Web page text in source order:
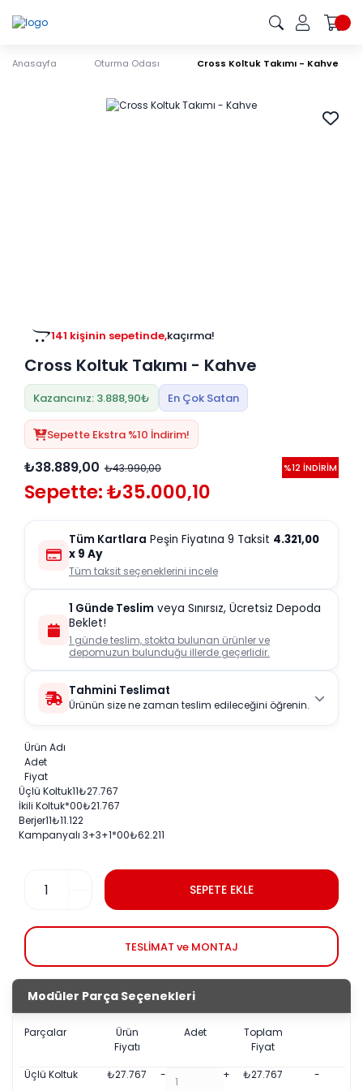
Anasayfa Oturma Odası Cross Koltuk Takımı - Kahve
141 kişinin sepetinde,kaçırma!
Cross Koltuk Takımı - Kahve
Kazancınız: 3.888,90₺ En Çok Satan
Sepette Ekstra %10 İndirim!
₺38.889,00 ₺43.990,00 %12 İNDİRİM
Sepette: ₺35.000,10
Tüm Kartlara Peşin Fiyatına 9 Taksit 4.321,00
x 9 Ay
Tüm taksit seçeneklerini incele
1 Günde Teslim veya Sınırsız, Ücretsiz Depoda
Beklet!
1 günde teslim, stokta bulunan ürünler ve
depomuzun bulunduğu illerde geçerlidir.
Tahmini Teslimat
Ürünün size ne zaman teslim edileceğini öğrenin.
Ürün Adı
Adet
Fiyat
Üçlü Koltuk11₺27.767
İkili Koltuk*00₺21.767
Berjer11₺11.122
Kampanyalı 3+3+1*00₺62.211
SEPETE EKLE
TESLİMAT ve MONTAJ
Modüler Parça Seçenekleri
Parçalar
Ürün
Fiyatı
Adet
Toplam
Fiyat
Üçlü Koltuk
₺27.767 - + ₺27.767 -